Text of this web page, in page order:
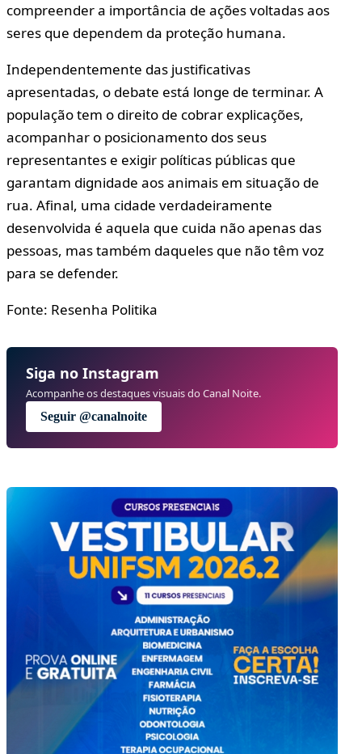
compreender a importância de ações voltadas aos
seres que dependem da proteção humana.
Independentemente das justificativas
apresentadas, o debate está longe de terminar. A
população tem o direito de cobrar explicações,
acompanhar o posicionamento dos seus
representantes e exigir políticas públicas que
garantam dignidade aos animais em situação de
rua. Afinal, uma cidade verdadeiramente
desenvolvida é aquela que cuida não apenas das
pessoas, mas também daqueles que não têm voz
para se defender.
Fonte: Resenha Politika
Siga no Instagram
Acompanhe os destaques visuais do Canal Noite.
Seguir @canalnoite